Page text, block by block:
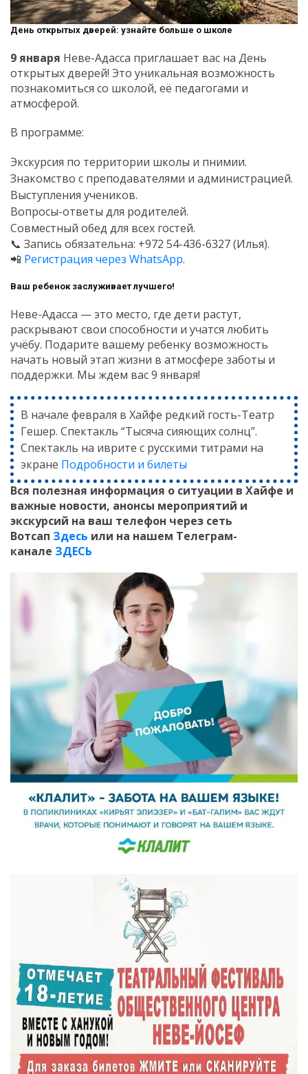
День открытых дверей: узнайте больше о школе
9 января Неве-Адасса приглашает вас на День
открытых дверей! Это уникальная возможность
познакомиться со школой, её педагогами и
атмосферой.
В программе:
Экскурсия по территории школы и пнимии.
Знакомство с преподавателями и администрацией.
Выступления учеников.
Вопросы-ответы для родителей.
Совместный обед для всех гостей.
📞 Запись обязательна: +972 54-436-6327 (Илья).
📲 Регистрация через WhatsApp.
Ваш ребенок заслуживает лучшего!
Неве-Адасса — это место, где дети растут,
раскрывают свои способности и учатся любить
учёбу. Подарите вашему ребенку возможность
начать новый этап жизни в атмосфере заботы и
поддержки. Мы ждем вас 9 января!
В начале февраля в Хайфе редкий гость-Театр
Гешер. Спектакль “Тысяча сияющих солнц”.
Спектакль на иврите с русскими титрами на
экране Подробности и билеты
Вся полезная информация о ситуации в Хайфе и
важные новости, анонсы мероприятий и
экскурсий на ваш телефон через сеть
Вотсап Здесь или на нашем Телеграм-
канале ЗДЕСЬ